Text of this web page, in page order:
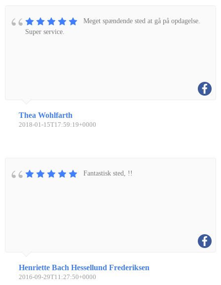
Meget spændende sted at gå på opdagelse.
Super service.
Thea Wohlfarth
2018-01-15T17:59:19+0000
Fantastisk sted, !!
Henriette Bach Hessellund Frederiksen
2016-09-29T11:27:50+0000